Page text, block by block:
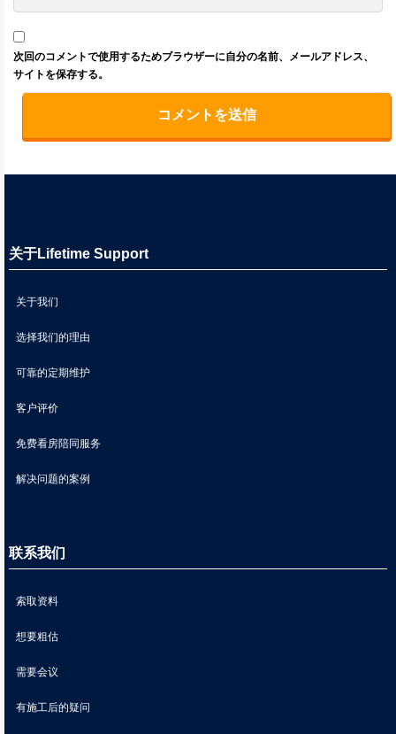
次回のコメントで使用するためブラウザーに自分の名前、メールアドレス、
サイトを保存する。
关于Lifetime Support
关于我们
选择我们的理由
可靠的定期维护
客户评价
免费看房陪同服务
解决问题的案例
联系我们
索取资料
想要粗估
需要会议
有施工后的疑问